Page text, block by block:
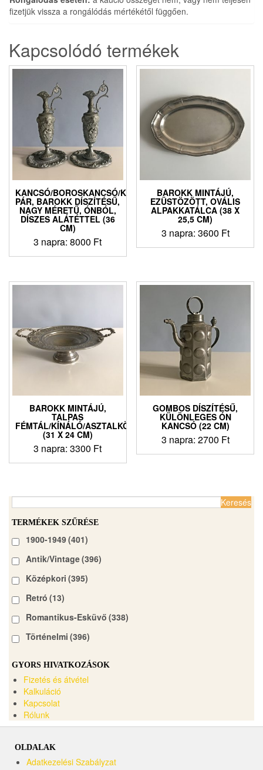
fizetjük vissza a rongálódás mértékétől függően.
Kapcsolódó termékek
KANCSÓ/BOROSKANCSÓ/KARAFFA
PÁR, BAROKK DÍSZÍTÉSŰ,
NAGY MÉRETŰ, ÓNBÓL,
DÍSZES ALÁTÉTTEL (36
CM)
3 napra:8000 Ft
BAROKK MINTÁJÚ,
EZÜSTÖZÖTT, OVÁLIS
ALPAKKATÁLCA (38 X
25,5 CM)
3 napra: 3600 Ft
BAROKK MINTÁJÚ,
TALPAS
FÉMTÁL/KÍNÁLÓ/ASZTALKÖZÉP
(31 X 24 CM)
3 napra:3300 Ft
GOMBOS DÍSZÍTÉSŰ,
KÜLÖNLEGES ÓN
KANCSÓ (22 CM)
3 napra: 2700 Ft
TERMÉKEK SZŰRÉSE
1900-1949(401)
Antik/Vintage(396)
Középkori (395)
Retró (13)
Romantikus-Esküvő (338)
Történelmi (396)
GYORS HIVATKOZÁSOK
Fizetés és átvétel
Kalkuláció
Kapcsolat
Rólunk
OLDALAK
Adatkezelési Szabályzat